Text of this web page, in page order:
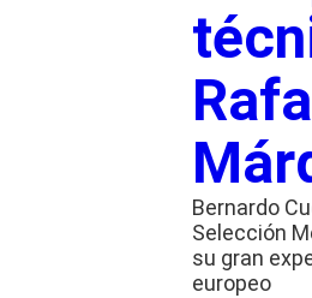
Rafa
Bernardo
Selección
su gran
europeo